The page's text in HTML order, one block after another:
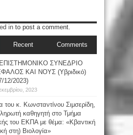
in to post a comment.
Recent Comments
ΣΥΝΕΔΡΙΟ
ΚΑΙ ΝΟΥΣ (Υβριδικό)
12/2023)
2023
του κ. Κωνσταντίνου Σιμσερίδη,
καθηγητή στο Τμήμα
του ΕΚΠΑ με θέμα: «Κβαντική
στη) Βιολογία»